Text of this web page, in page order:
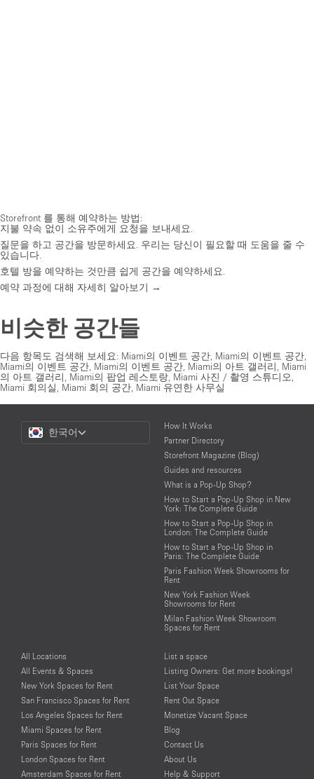
Storefront 를 통해 예약하는 방법:
지불 약속 없이 소유주에게 요청을 보내세요.
질문을 하고 공간을 방문하세요. 우리는 당신이 필요할 때 도움을 줄 수
있습니다.
호텔 방을 예약하는 것만큼 쉽게 공간을 예약하세요.
예약 과정에 대해 자세히 알아보기 →
비슷한 공간들
다음 항목도 검색해 보세요: Miami의 이벤트 공간 Miami의 이벤트 공간
Miami의 이벤트 공간 Miami의 이벤트 공간 Miami의 아트 갤러리
Miami
의 아트 갤러리
Miami의 팝업 레스토랑 Miami 사진 / 촬영 스튜디오
Miami 회의실
Miami 회의 공간 Miami 유연한 사무실
Choose
Language
한국어
How It Works
Partner Directory
Storefront Magazine (Blog)
Guides and resources
What is a Pop-Up Shop?
How to Start a Pop-Up Shop in New
York: The Complete Guide
How to Start a Pop-Up Shop in
London: The Complete Guide
How to Start a Pop-Up Shop in
Paris: The Complete Guide
Paris Fashion Week Showrooms for
Rent
New York Fashion Week
Showrooms for Rent
Milan Fashion Week Showroom
Spaces for Rent
All Locations
All Events & Spaces
New York Spaces for Rent
San Francisco Spaces for Rent
Los Angeles Spaces for Rent
Miami Spaces for Rent
Paris Spaces for Rent
London Spaces for Rent
Amsterdam Spaces for Rent
List a space
Listing Owners: Get more bookings!
List Your Space
Rent Out Space
Monetize Vacant Space
Blog
Contact Us
About Us
Help & Support